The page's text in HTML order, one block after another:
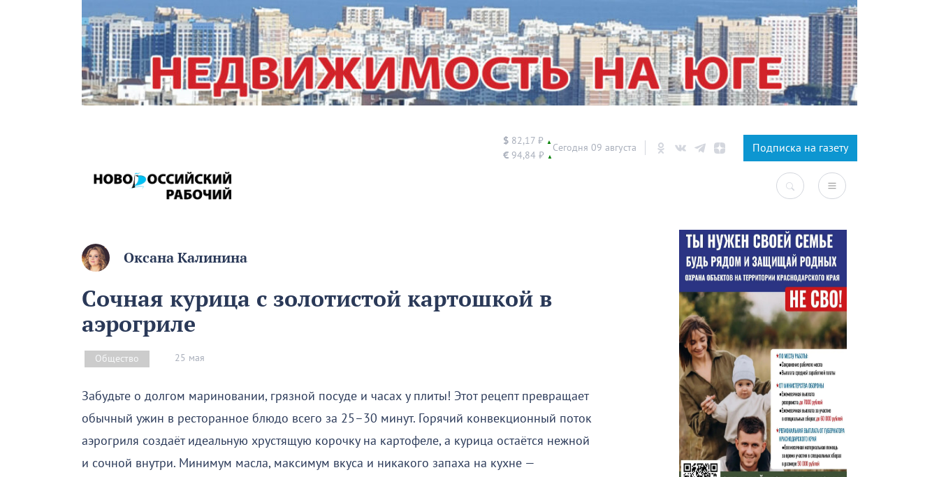
$ 82,17 ₽ ▲
€ 94,84 ₽ ▲
Сегодня 09 августа Подписка на газету
Оксана Калинина
Сочная курица с золотистой картошкой в
аэрогриле
Общество 25 мая
Забудьте о долгом мариновании, грязной посуде и часах у плиты! Этот рецепт превращает
обычный ужин в ресторанное блюдо всего за 25–30 минут. Горячий конвекционный поток
аэрогриля создаёт идеальную хрустящую корочку на картофеле, а курица остаётся нежной
и сочной внутри. Минимум масла, максимум вкуса и никакого запаха на кухне —